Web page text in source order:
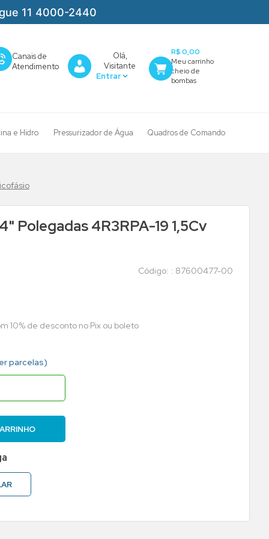
11 4000-2440
Canais de
Atendimento
Olá,
Visitante
R$ 0,00
e Hidro Pressurizador de Água Quadros de Comando
Polegadas 4R3RPA-19 1,5Cv
: 87600477-00
10% de desconto no Pix ou boleto
parcelas)